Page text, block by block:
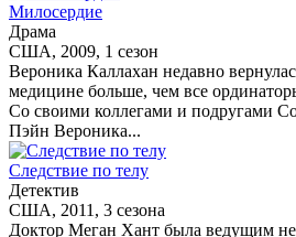
Милосердие
Драма
США, 2009, 1 сезон
Вероника Каллахан недавно
медицине больше, чем все
Со своими коллегами и подругами
Пэйн Вероника...
Следствие по телу
Детектив
США, 2011, 3 сезона
Доктор Меган Хант была ведущим